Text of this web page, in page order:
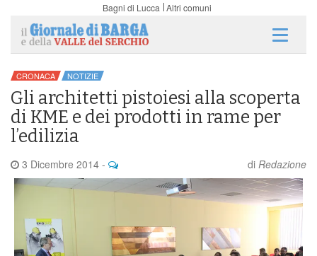
Bagni di Lucca Altri comuni
CRONACA NOTIZIE
Gli architetti pistoiesi alla scoperta
di KME e dei prodotti in rame per
l’edilizia
3 Dicembre 2014 - di Redazione